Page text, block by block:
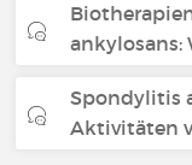
Spondylitis
Aktivitäten